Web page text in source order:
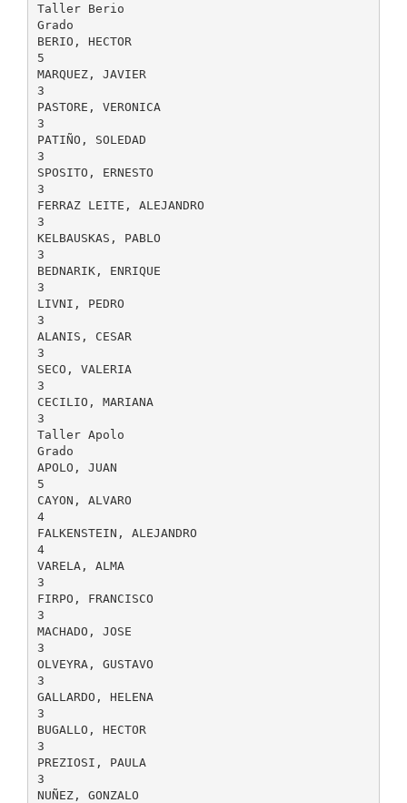
Taller Berio
Grado
BERIO, HECTOR
5
MARQUEZ, JAVIER
3
PASTORE, VERONICA
3
PATIÑO, SOLEDAD
3
SPOSITO, ERNESTO
3
FERRAZ LEITE, ALEJANDRO
3
KELBAUSKAS, PABLO
3
BEDNARIK, ENRIQUE
3
LIVNI, PEDRO
3
ALANIS, CESAR
3
SECO, VALERIA
3
CECILIO, MARIANA
3
Taller Apolo
Grado
APOLO, JUAN
5
CAYON, ALVARO
4
FALKENSTEIN, ALEJANDRO
4
VARELA, ALMA
3
FIRPO, FRANCISCO
3
MACHADO, JOSE
3
OLVEYRA, GUSTAVO
3
GALLARDO, HELENA
3
BUGALLO, HECTOR
3
PREZIOSI, PAULA
3
NUÑEZ, GONZALO